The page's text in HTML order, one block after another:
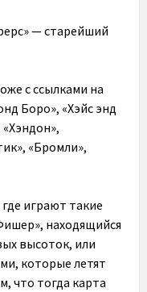
— старейший
с ссылками на
Боро», «Хэйс энд
«Бромли»,
играют такие
находящийся
высоток, или
которые летят
что тогда карта